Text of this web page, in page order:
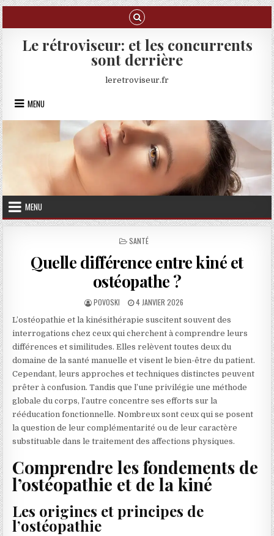
Skip to content
Le rétroviseur: et les concurrents
sont derrière
leretroviseur.fr
MENU
MENU
POSTED IN
SANTÉ
Quelle différence entre kiné et
ostéopathe ?
AUTHOR:
POVOSKI PUBLISHED DATE:
4 JANVIER 2026
L’ostéopathie et la kinésithérapie suscitent souvent des
interrogations chez ceux qui cherchent à comprendre leurs
différences et similitudes. Elles relèvent toutes deux du
domaine de la santé manuelle et visent le bien-être du patient.
Cependant, leurs approches et techniques distinctes peuvent
prêter à confusion. Tandis que l’une privilégie une méthode
globale du corps, l’autre concentre ses efforts sur la
rééducation fonctionnelle. Nombreux sont ceux qui se posent
la question de leur complémentarité ou de leur caractère
substituable dans le traitement des affections physiques.
Comprendre les fondements de
l’ostéopathie et de la kiné
Les origines et principes de
l’ostéopathie